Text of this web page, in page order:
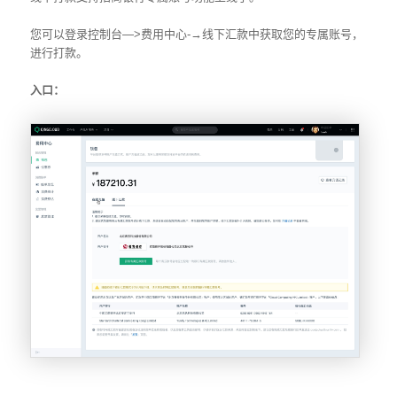
您可以登录控制台—>费用中心-→线下汇款中获取您的专属账号，
进行打款。
入口：